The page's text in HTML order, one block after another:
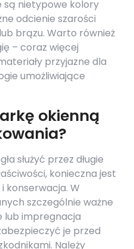
są nietypowe kolory
odcienie szarości
brązu. Warto również
– coraz więcej
przyjazne dla
umożliwiające
okienną
służyć przez długie
konieczna jest
konserwacja. W
szczególnie ważne
lub impregnacja
je przed
Należy